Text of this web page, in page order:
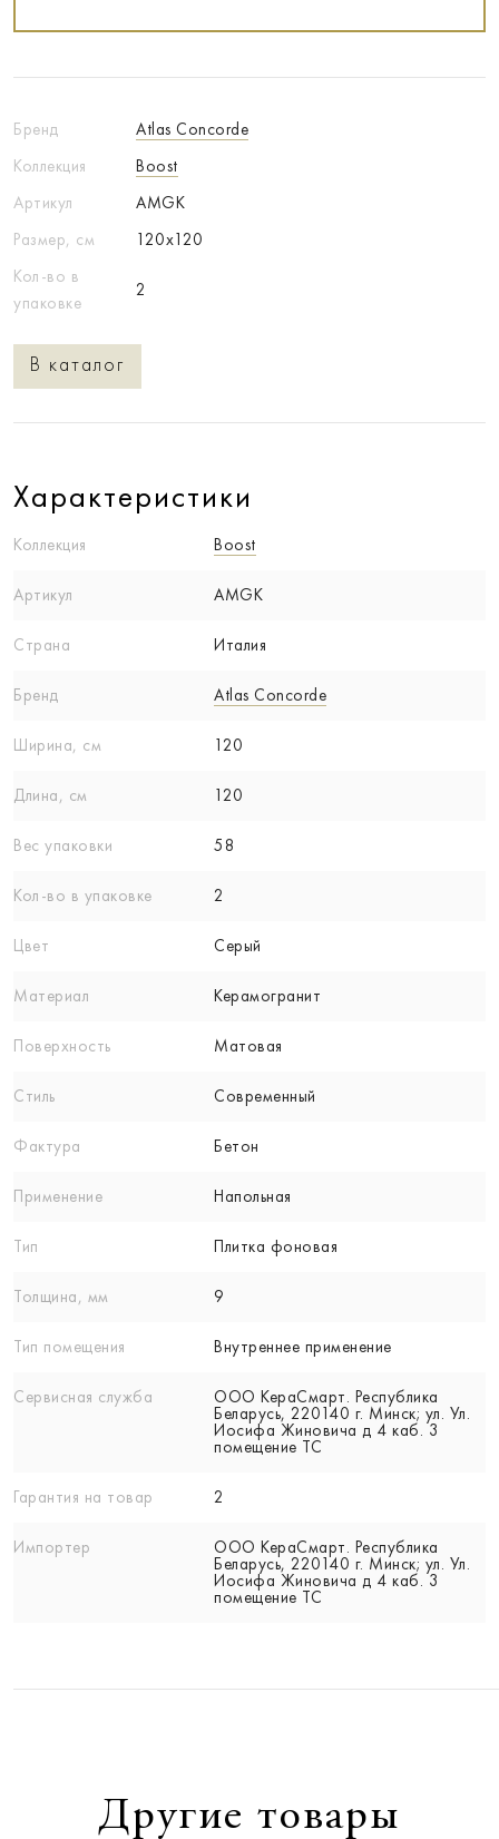
Бренд
Atlas Concorde
Коллекция
Boost
Артикул
AMGK
Размер, см
120x120
Кол-во в
упаковке
2
В каталог
Характеристики
Коллекция Boost
Артикул AMGK
Страна Италия
Бренд Atlas Concorde
Ширина, см 120
Длина, см 120
Вес упаковки 58
Кол-вo в упаковке 2
Цвет Серый
Материал Керамогранит
Поверхность Матовая
Стиль Современный
Фактура Бетон
Применение Напольная
Тип Плитка фоновая
Толщина, мм 9
Тип помещения Внутреннее применение
Сервисная служба
ООО КераСмарт. Республика
Беларусь, 220140 г. Минск; ул. Ул.
Иосифа Жиновича д 4 каб. 3
помещение ТС
Гарантия на товар 2
Импортер
ООО КераСмарт. Республика
Беларусь, 220140 г. Минск; ул. Ул.
Иосифа Жиновича д 4 каб. 3
помещение ТС
Другие товары